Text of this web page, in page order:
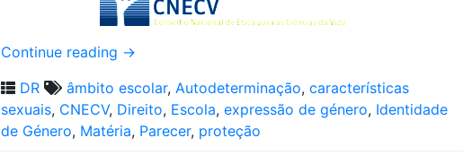
Continue reading →
DR
âmbito escolar, Autodeterminação, características
sexuais, CNECV, Direito, Escola, expressão de género, Identidade
de Género, Matéria, Parecer, proteção